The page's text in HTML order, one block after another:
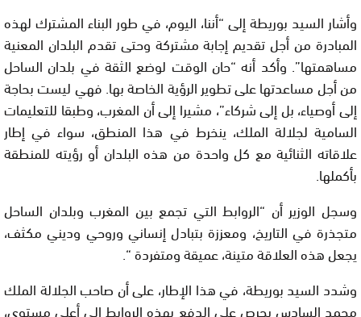
وأشار السيد بوريطة إلى “أننا، اليوم، في طور البناء المشترك لهذه
المبادرة من أجل تقديم إجابة مشتركة وحتى تقدم البلدان المعنية
مساهمتها”. وأكد أنه “حان الوقت لوضع الثقة في بلدان الساحل
من أجل مساعدتها على تطوير الرؤية الخاصة بها. فهي ليست بحاجة
إلى أوصياء، بل إلى شركاء”، مشيرا إلى أن المغرب، وطبقا للتعليمات
السامية لجلالة الملك، ينخرط في هذا المنطق، سواء في إطار
علاقاته الثنائية مع كل واحدة من هذه البلدان أو رؤيته للمنطقة
بأكملها.
وسجل الوزير أن “الروابط التي تجمع بين المغرب وبلدان الساحل
متجذرة في التاريخ، ومعززة بتبادل إنساني وروحي وديني مكثف،
يجعل هذه العلاقة متينة، عميقة ومتفردة “.
وشدد السيد بوريطة، في هذا الإطار، على أن صاحب الجلالة الملك
محمد السادس يحرص على الدفع بهذه الروابط إلى أعلى مستوى،